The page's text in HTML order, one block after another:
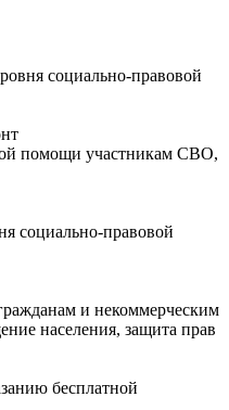
социально-правовой
помощи участникам СВО,
социально-правовой
и некоммерческим
населения, защита прав
бесплатной